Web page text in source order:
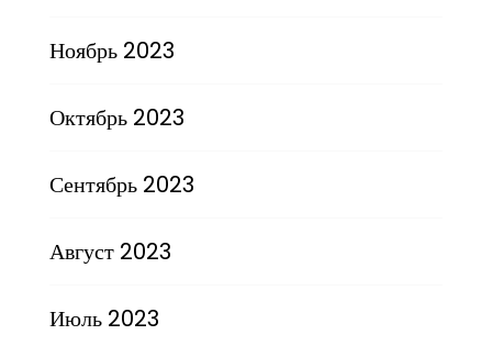
Ноябрь 2023
Октябрь 2023
Сентябрь 2023
Август 2023
Июль 2023